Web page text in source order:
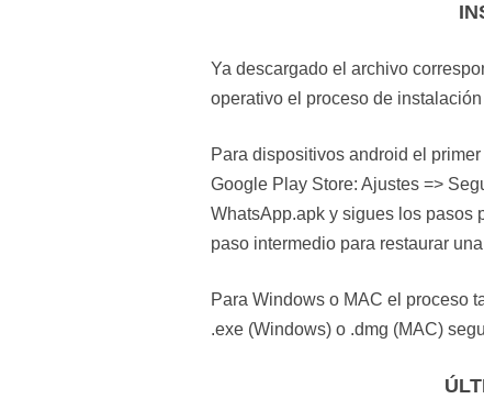
Ya descargado el archivo
operativo el proceso de
Para dispositivos android el
Google Play Store: Ajustes =>
WhatsApp.apk y sigues los pasos
paso intermedio para restaurar
Para Windows o MAC el proceso
.exe (Windows) o .dmg (MAC)